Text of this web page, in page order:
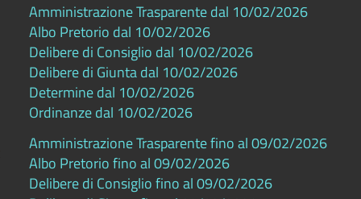
Amministrazione Trasparente dal 10/02/2026
Albo Pretorio dal 10/02/2026
Delibere di Consiglio dal 10/02/2026
Delibere di Giunta dal 10/02/2026
Determine dal 10/02/2026
Ordinanze dal 10/02/2026
Amministrazione Trasparente fino al 09/02/2026
Albo Pretorio fino al 09/02/2026
Delibere di Consiglio fino al 09/02/2026